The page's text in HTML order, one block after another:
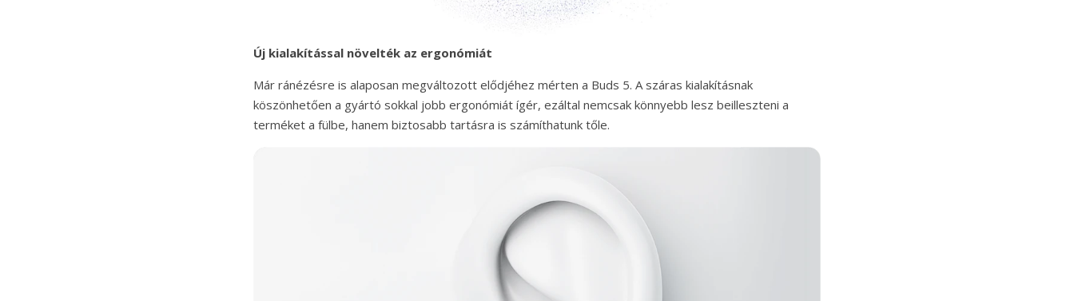
Új kialakítással növelték az ergonómiát
Már ránézésre is alaposan megváltozott elődjéhez mérten a Buds 5. A száras kialakításnak
köszönhetően a gyártó sokkal jobb ergonómiát ígér, ezáltal nemcsak könnyebb lesz beilleszteni a
terméket a fülbe, hanem biztosabb tartásra is számíthatunk tőle.